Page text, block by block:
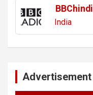
BBChindi
India
Advertisement